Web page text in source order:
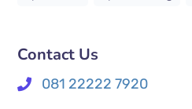
Contact Us
081 22222 7920